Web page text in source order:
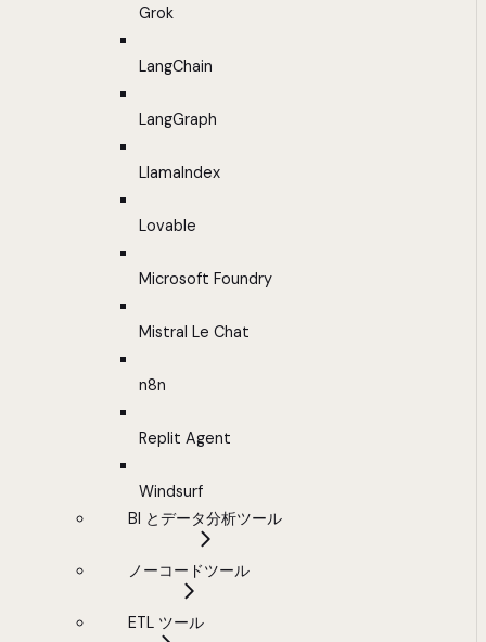
Grok
LangChain
LangGraph
LlamaIndex
Lovable
Microsoft Foundry
Mistral Le Chat
n8n
Replit Agent
Windsurf
BI とデータ分析ツール
ノーコードツール
ETL ツール